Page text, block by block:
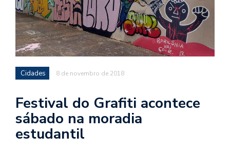
Cidades 8 de novembro de 2018
Festival do Grafiti acontece
sábado na moradia
estudantil